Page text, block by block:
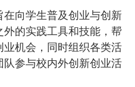
向学生普及创业与创新
的实践工具和技能，帮
机会，同时组织各类活
参与校内外创新创业活